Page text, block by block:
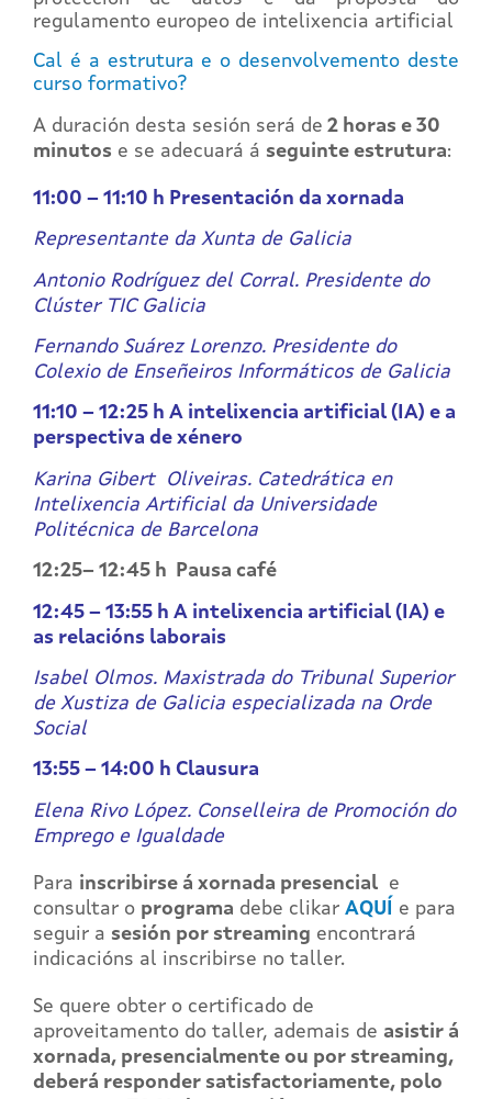
regulamento europeo de intelixencia artificial
Cal é a estrutura e o desenvolvemento deste
curso formativo?
A duración desta sesión será de 2 horas e 30
minutos e se adecuará á seguinte estrutura:
11:00 – 11:10 h Presentación da xornada
Representante da Xunta de Galicia
Antonio Rodríguez del Corral. Presidente do
Clúster TIC Galicia
Fernando Suárez Lorenzo. Presidente do
Colexio de Enseñeiros Informáticos de Galicia
11:10 – 12:25 h A intelixencia artificial (IA) e a
perspectiva de xénero
Karina Gibert Oliveiras. Catedrática en
Intelixencia Artificial da Universidade
Politécnica de Barcelona
12:25– 12:45 h Pausa café
12:45 – 13:55 h A intelixencia artificial (IA) e
as relacións laborais
Isabel Olmos. Maxistrada do Tribunal Superior
de Xustiza de Galicia especializada na Orde
Social
13:55 – 14:00 h Clausura
Elena Rivo López. Conselleira de Promoción do
Emprego e Igualdade
Para inscribirse á xornada presencial e
consultar o programa debe clikar AQUÍ
e para
seguir a sesión por streaming encontrará
indicacións al inscribirse no taller.
Se quere obter o certificado de
aproveitamento do taller, ademais de asistir á
xornada, presencialmente ou por streaming,
deberá responder satisfactoriamente, polo